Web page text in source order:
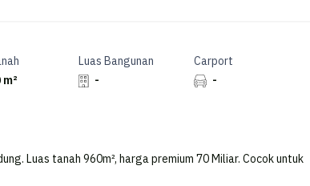
m²
Luas Bangunan
-
Carport
-
Luas tanah 960m², harga premium 70 Miliar. Cocok untuk